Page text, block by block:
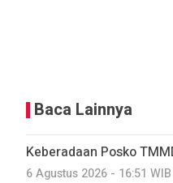
Baca Lainnya
Keberadaan Posko
6 Agustus 2026 - 16:51 WIB